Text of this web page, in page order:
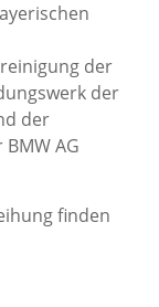
der
der
der
AG
finden